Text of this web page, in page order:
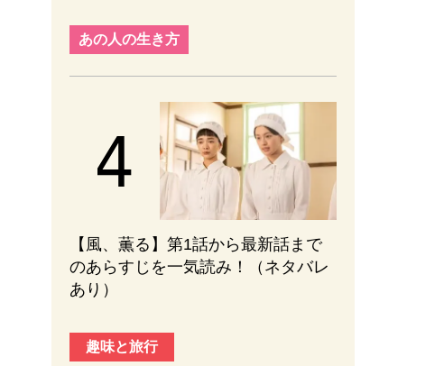
あの人の生き方
【風、薫る】第1話から最新話まで
のあらすじを一気読み！（ネタバレ
あり）
趣味と旅行